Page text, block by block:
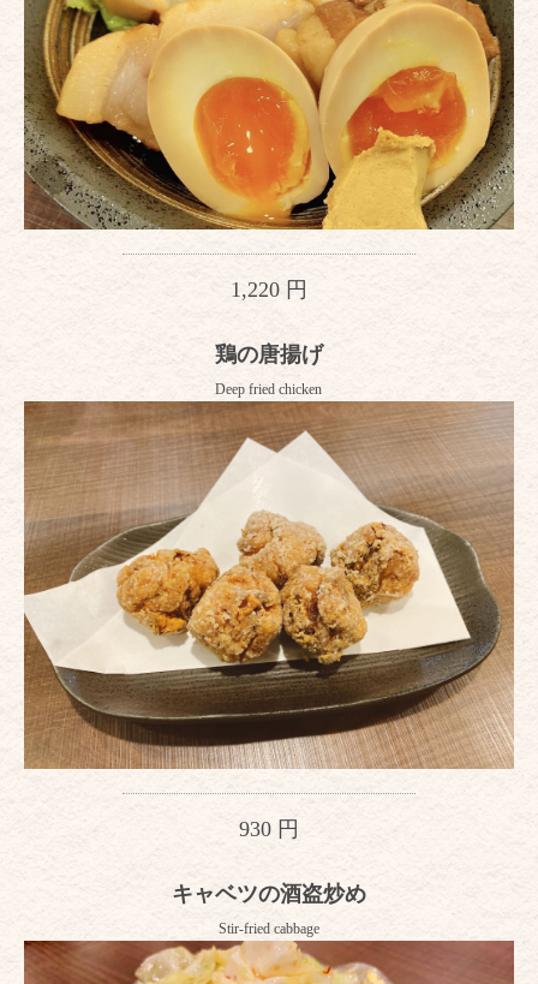
1,220 円
鶏の唐揚げ
Deep fried chicken
930 円
キャベツの酒盗炒め
Stir-fried cabbage